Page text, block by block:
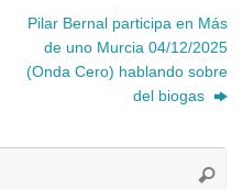
Pilar Bernal participa en Más
de uno Murcia 04/12/2025
(Onda Cero) hablando sobre
del biogas